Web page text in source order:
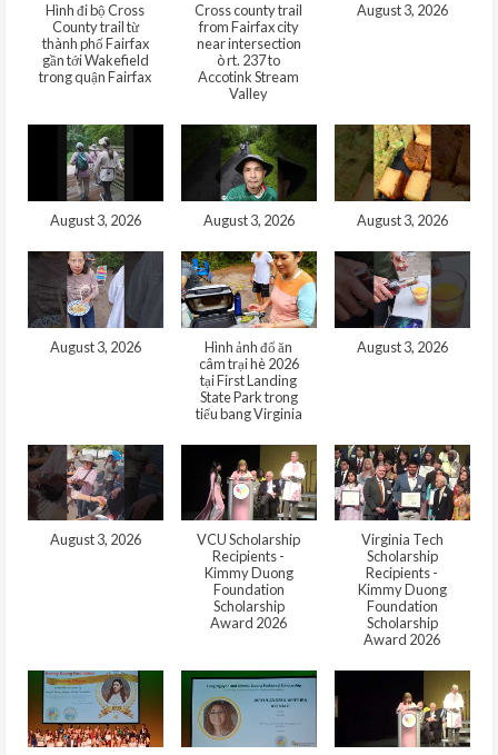
Hình đi bộ Cross
County trail từ
thành phố Fairfax
gần tới Wakefield
trong quận Fairfax
Cross county trail
from Fairfax city
near intersection
ò rt. 237 to
Accotink Stream
Valley
August 3, 2026
August 3, 2026 August 3, 2026 August 3, 2026
August 3, 2026
Hình ảnh đổ ăn
câm trại hè 2026
tại First Landing
State Park trong
tiểu bang Virginia
August 3, 2026
August 3, 2026
VCU Scholarship
Recipients -
Kimmy Duong
Foundation
Scholarship
Award 2026
Virginia Tech
Scholarship
Recipients -
Kimmy Duong
Foundation
Scholarship
Award 2026